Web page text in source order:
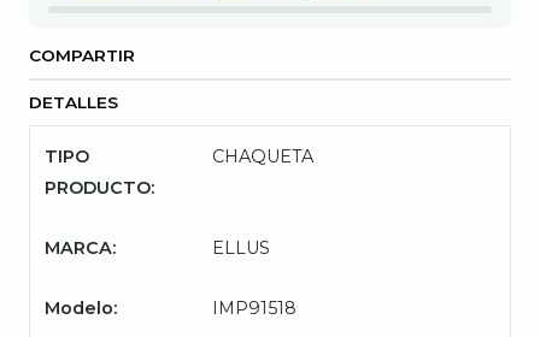
COMPARTIR
DETALLES
TIPO
PRODUCTO:
CHAQUETA
MARCA: ELLUS
Modelo: IMP91518